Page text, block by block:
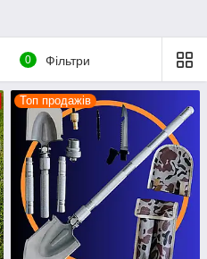
0 Фільтри
Топ продажів